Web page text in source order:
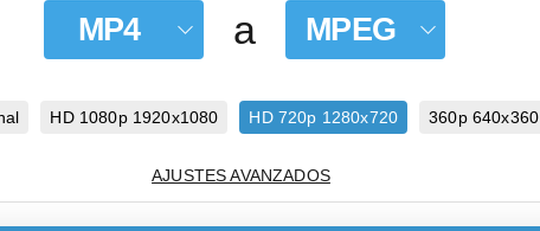
MP4 a MPEG
HD 1080p 1920x1080 HD 720p 1280x720 360p 640x360
AJUSTES AVANZADOS